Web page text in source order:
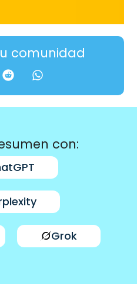
comunidad
con:
Grok